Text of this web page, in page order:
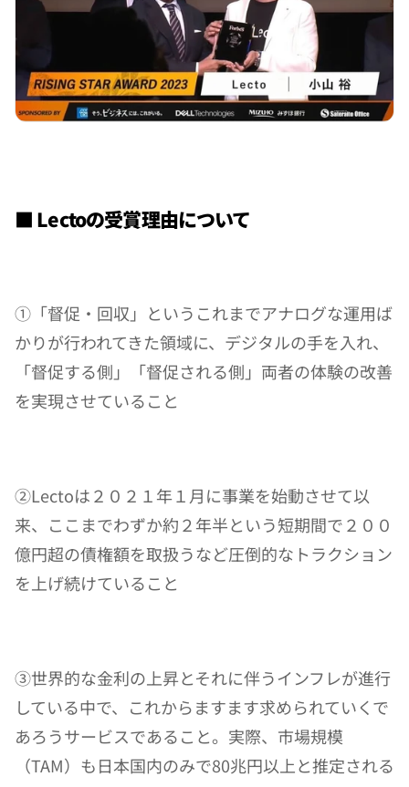
■ Lectoの受賞理由について
①「督促・回収」というこれまでアナログな運用ば
かりが行われてきた領域に、デジタルの手を入れ、
「督促する側」「督促される側」両者の体験の改善
を実現させていること
②Lectoは２０２１年１月に事業を始動させて以
来、ここまでわずか約２年半という短期間で２００
億円超の債権額を取扱うなど圧倒的なトラクション
を上げ続けていること
③世界的な金利の上昇とそれに伴うインフレが進行
している中で、これからますます求められていくで
あろうサービスであること。実際、市場規模
（TAM）も日本国内のみで80兆円以上と推定される